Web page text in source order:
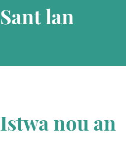
Sant lan
Istwa nou an